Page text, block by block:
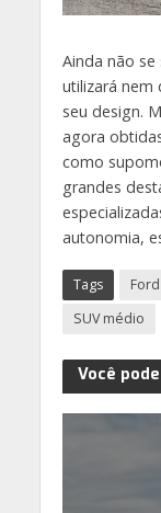
Ainda não
utilizará nem
seu design.
agora
como
grandes
autonomia,
Tags Ford
SUV médio
Você